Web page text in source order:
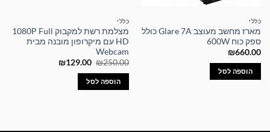
כללי
מארז מחשב מעוצב Glare 7A כולל
ספק כוח 600W
₪660.00
הוספה לסל
כללי
מצלמת רשת למקבוק 1080P Full
HD עם מיקרופון מובנה מבית
Webcam
₪250.00
המחיר
היה:
₪250.00.
₪129.00
המחיר
הוספה לסל